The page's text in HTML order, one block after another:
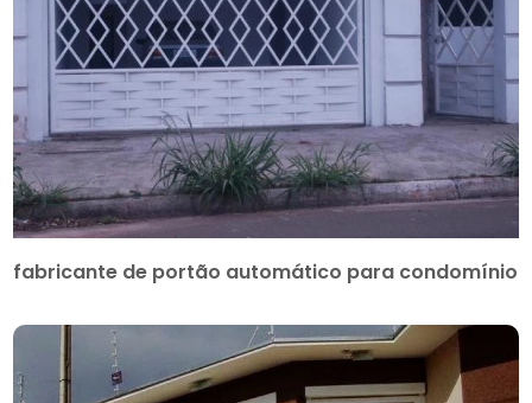
fabricante de portão automático para condomínio